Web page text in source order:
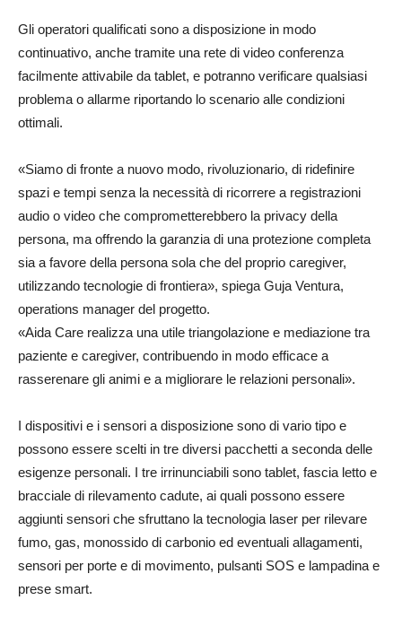
Gli operatori qualificati sono a disposizione in modo
continuativo, anche tramite una rete di video conferenza
facilmente attivabile da tablet, e potranno verificare qualsiasi
problema o allarme riportando lo scenario alle condizioni
ottimali.
«Siamo di fronte a nuovo modo, rivoluzionario, di ridefinire
spazi e tempi senza la necessità di ricorrere a registrazioni
audio o video che comprometterebbero la privacy della
persona, ma offrendo la garanzia di una protezione completa
sia a favore della persona sola che del proprio caregiver,
utilizzando tecnologie di frontiera», spiega Guja Ventura,
operations manager del progetto.
«Aida Care realizza una utile triangolazione e mediazione tra
paziente e caregiver, contribuendo in modo efficace a
rasserenare gli animi e a migliorare le relazioni personali».
I dispositivi e i sensori a disposizione sono di vario tipo e
possono essere scelti in tre diversi pacchetti a seconda delle
esigenze personali. I tre irrinunciabili sono tablet, fascia letto e
bracciale di rilevamento cadute, ai quali possono essere
aggiunti sensori che sfruttano la tecnologia laser per rilevare
fumo, gas, monossido di carbonio ed eventuali allagamenti,
sensori per porte e di movimento, pulsanti SOS e lampadina e
prese smart.